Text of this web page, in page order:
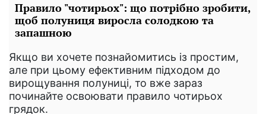
Правило "чотирьох": що потрібно зробити,
щоб полуниця виросла солодкою та
запашною
Якщо ви хочете познайомитись із простим,
але при цьому ефективним підходом до
вирощування полуниці, то вже зараз
починайте освоювати правило чотирьох
грядок.